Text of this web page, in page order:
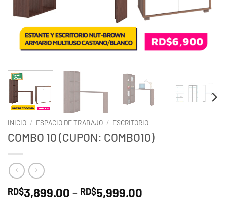
INICIO / ESPACIO DE TRABAJO / ESCRITORIO
COMBO 10 (CUPON: COMBO10)
RD$3,899.00 - RD$5,999.00